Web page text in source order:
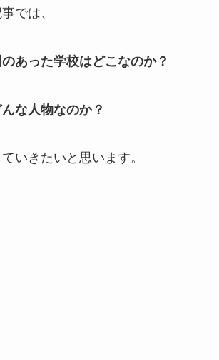
では、
のあった学校はどこなのか？
な人物なのか？
いきたいと思います。